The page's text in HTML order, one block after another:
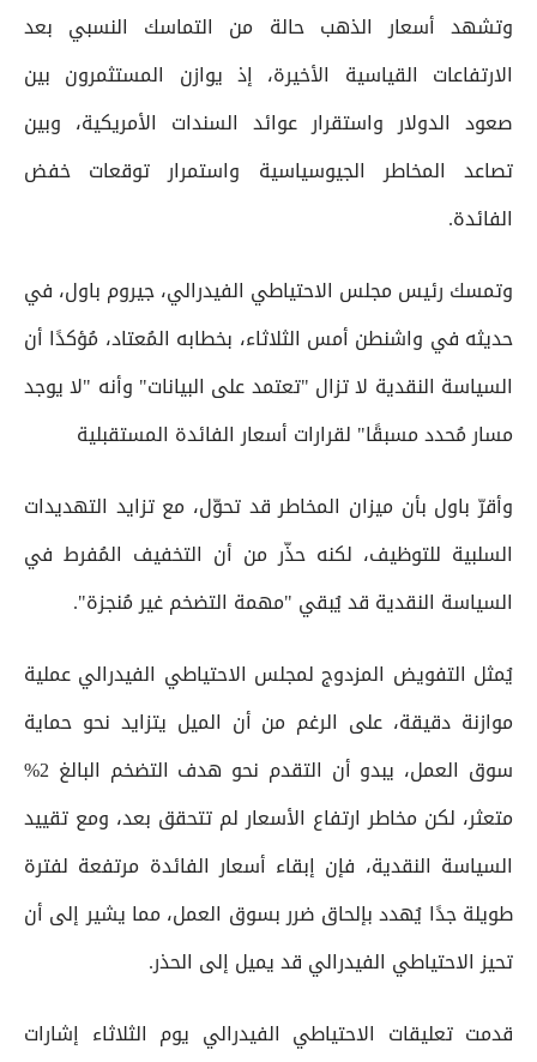
وتشهد أسعار الذهب حالة من التماسك النسبي بعد
الارتفاعات القياسية الأخيرة، إذ يوازن المستثمرون بين
صعود الدولار واستقرار عوائد السندات الأمريكية، وبين
تصاعد المخاطر الجيوسياسية واستمرار توقعات خفض
الفائدة.
وتمسك رئيس مجلس الاحتياطي الفيدرالي، جيروم باول، في
حديثه في واشنطن أمس الثلاثاء، بخطابه المُعتاد، مُؤكدًا أن
السياسة النقدية لا تزال "تعتمد على البيانات" وأنه "لا يوجد
مسار مُحدد مسبقًا" لقرارات أسعار الفائدة المستقبلية
وأقرّ باول بأن ميزان المخاطر قد تحوّل، مع تزايد التهديدات
السلبية للتوظيف، لكنه حذّر من أن التخفيف المُفرط في
السياسة النقدية قد يُبقي "مهمة التضخم غير مُنجزة".
يُمثل التفويض المزدوج لمجلس الاحتياطي الفيدرالي عملية
موازنة دقيقة، على الرغم من أن الميل يتزايد نحو حماية
سوق العمل، يبدو أن التقدم نحو هدف التضخم البالغ 2%
متعثر، لكن مخاطر ارتفاع الأسعار لم تتحقق بعد، ومع تقييد
السياسة النقدية، فإن إبقاء أسعار الفائدة مرتفعة لفترة
طويلة جدًا يُهدد بإلحاق ضرر بسوق العمل، مما يشير إلى أن
تحيز الاحتياطي الفيدرالي قد يميل إلى الحذر.
قدمت تعليقات الاحتياطي الفيدرالي يوم الثلاثاء إشارات